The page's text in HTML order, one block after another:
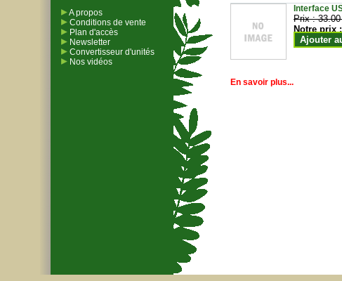
A propos
Conditions de vente
Plan d'accès
Newsletter
Convertisseur d'unités
Nos vidéos
Interface
Prix :
Notre prix
Ajouter
En savoir plus...